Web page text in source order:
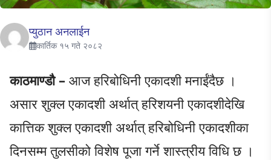
प्युठान अनलाईन
कार्तिक १५ गते २०८२
काठमाण्डौ – आज हरिबोधिनी एकादशी मनाईंदैछ ।
असार शुक्ल एकादशी अर्थात् हरिशयनी एकादशीदेखि
कात्तिक शुक्ल एकादशी अर्थात् हरिबोधिनी एकादशीका
दिनसम्म तुलसीको विशेष पूजा गर्ने शास्त्रीय विधि छ ।